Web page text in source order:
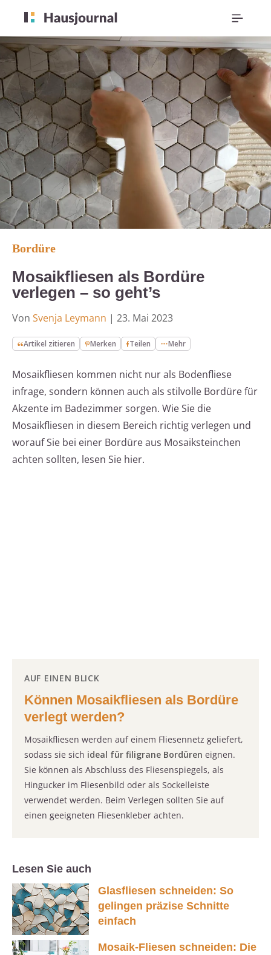
Bordüre
Mosaikfliesen als Bordüre
verlegen – so geht’s
Von Svenja Leymann | 23. Mai 2023
Artikel zitieren Merken Teilen Mehr
Mosaikfliesen kommen nicht nur als Bodenfliese
infrage, sondern können auch als stilvolle Bordüre für
Akzente im Badezimmer sorgen. Wie Sie die
Mosaikfliesen in diesem Bereich richtig verlegen und
worauf Sie bei einer Bordüre aus Mosaiksteinchen
achten sollten, lesen Sie hier.
AUF EINEN BLICK
Können Mosaikfliesen als Bordüre
verlegt werden?
Mosaikfliesen werden auf einem Fliesennetz geliefert,
sodass sie sich ideal für filigrane Bordüren eignen.
Sie können als Abschluss des Fliesenspiegels, als
Hingucker im Fliesenbild oder als Sockelleiste
verwendet werden. Beim Verlegen sollten Sie auf
einen geeigneten Fliesenkleber achten.
Lesen Sie auch
Glasfliesen schneiden: So
gelingen präzise Schnitte
einfach
Mosaik-Fliesen schneiden: Die